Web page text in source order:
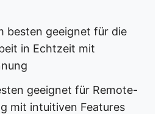
besten geeignet für die
in Echtzeit mit
geeignet für Remote-
mit intuitiven Features